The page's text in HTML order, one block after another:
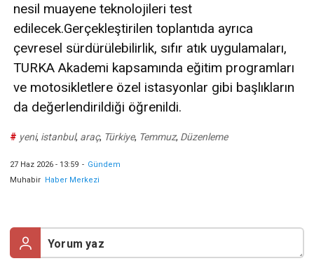
nesil muayene teknolojileri test
edilecek.Gerçekleştirilen toplantıda ayrıca
çevresel sürdürülebilirlik, sıfır atık uygulamaları,
TURKA Akademi kapsamında eğitim programları
ve motosikletlere özel istasyonlar gibi başlıkların
da değerlendirildiği öğrenildi.
# yeni, istanbul, araç, Türkiye, Temmuz, Düzenleme
27 Haz 2026 - 13:59 - Gündem
Muhabir
Haber Merkezi